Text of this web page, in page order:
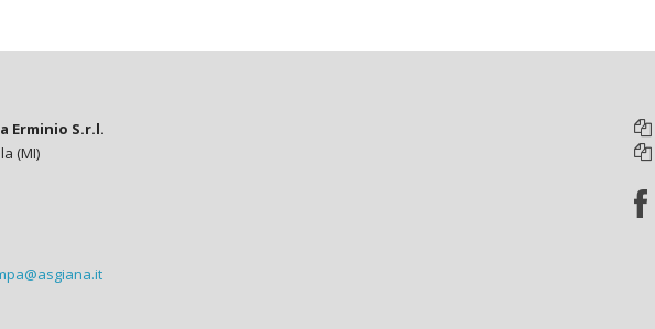
Erminio S.r.l.
(MI)